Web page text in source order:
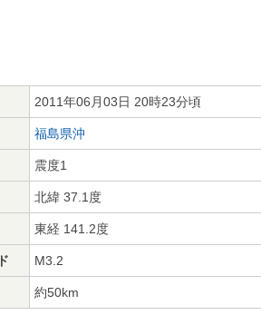
2011年06月03日 20時23分頃
福島県沖
震度1
北緯 37.1度
東経 141.2度
M3.2
約50km